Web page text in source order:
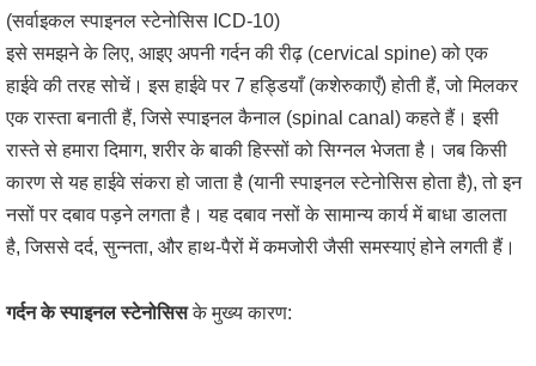
(सर्वाइकल स्पाइनल स्टेनोसिस ICD-10)
इसे समझने के लिए, आइए अपनी गर्दन की रीढ़ (cervical spine) को एक
हाईवे की तरह सोचें। इस हाईवे पर 7 हड्डियाँ (कशेरुकाएँ) होती हैं, जो मिलकर
एक रास्ता बनाती हैं, जिसे स्पाइनल कैनाल (spinal canal) कहते हैं। इसी
रास्ते से हमारा दिमाग, शरीर के बाकी हिस्सों को सिग्नल भेजता है। जब किसी
कारण से यह हाईवे संकरा हो जाता है (यानी स्पाइनल स्टेनोसिस होता है), तो इन
नसों पर दबाव पड़ने लगता है। यह दबाव नसों के सामान्य कार्य में बाधा डालता
है, जिससे दर्द, सुन्नता, और हाथ-पैरों में कमजोरी जैसी समस्याएं होने लगती हैं।
गर्दन के स्पाइनल स्टेनोसिसके मुख्य कारण: